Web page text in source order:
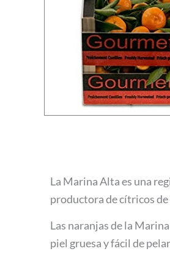
La Marina Alta es una
productora de cítricos de
Las naranjas de la
piel gruesa y fácil de